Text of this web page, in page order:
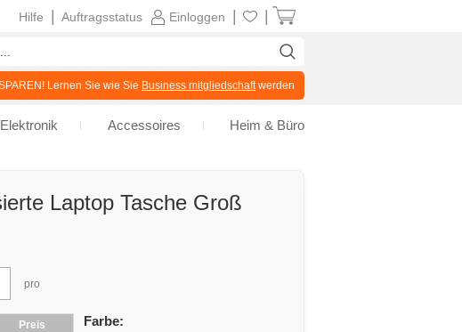
Laptop Tasche Groß
pro
Preis
Farbe:
Einloggen
Auftragsstatus
Hilfe
Lernen Sie wie Sie Business mitgliedschaftwerden
Elektronik Accessoires Heim & Büro